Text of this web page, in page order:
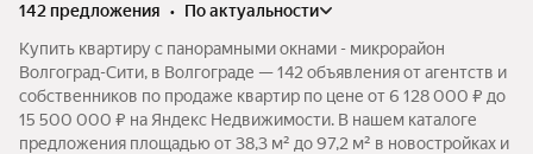
142 предложения •
по актуальности
Купить квартиру с панорамными окнами - микрорайон
Волгоград-Сити, в Волгограде — 142 объявления от агентств и
собственников по продаже квартир по цене от 6 128 000 ₽ до
15 500 000 ₽ на Яндекс Недвижимости. В нашем каталоге
предложения площадью от 38,3 м² до 97,2 м² в новостройках и